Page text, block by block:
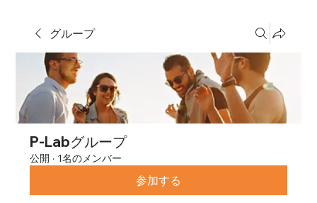
グループ
P-Labグループ
公開 · 1名のメンバー
参加する